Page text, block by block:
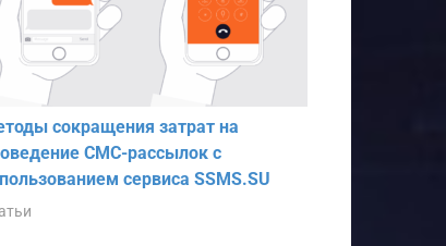
сокращения затрат на
СМС-рассылок с
сервиса SSMS.SU